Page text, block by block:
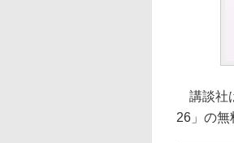
講談社
26」の無